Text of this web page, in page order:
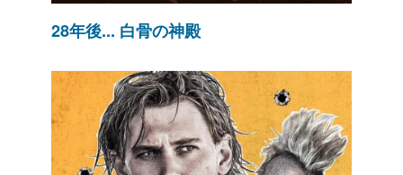
28年後... 白骨の神殿